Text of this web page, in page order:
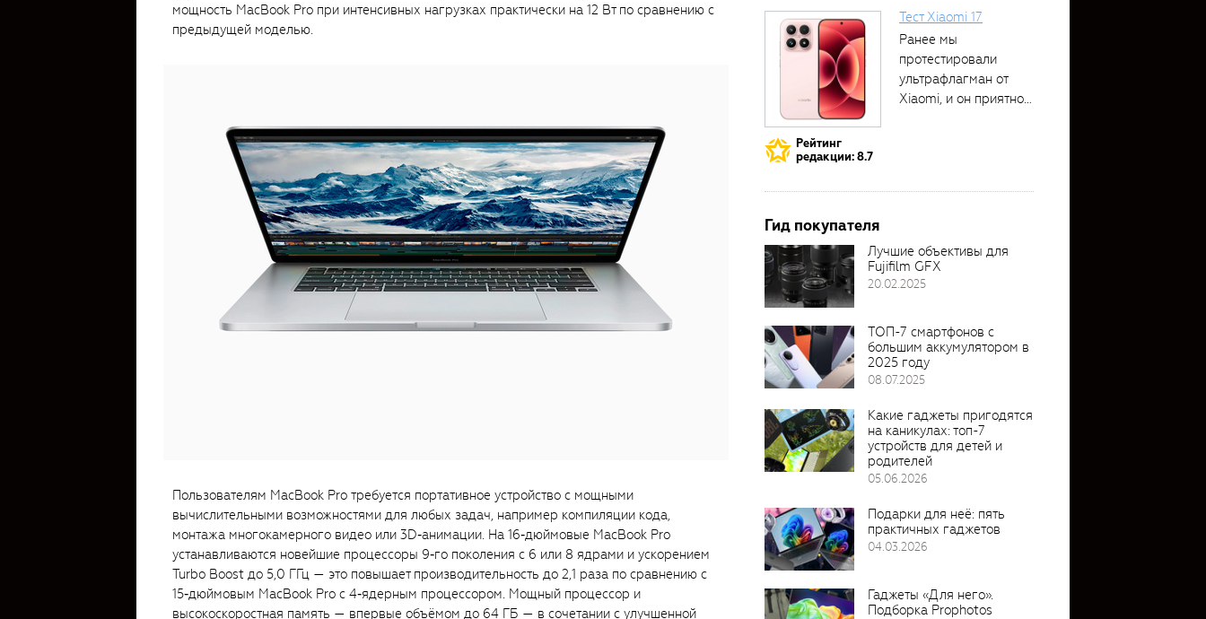
мощность MacBook Pro при интенсивных нагрузках практически на 12 Вт по сравнению с
предыдущей моделью.
Пользователям MacBook Pro требуется портативное устройство с мощными
вычислительными возможностями для любых задач, например компиляции кода,
монтажа многокамерного видео или 3D‑анимации. На 16‑дюймовые MacBook Pro
устанавливаются новейшие процессоры 9‑го поколения с 6 или 8 ядрами и ускорением
Turbo Boost до 5,0 ГГц — это повышает производительность до 2,1 раза по сравнению с
15‑дюймовым MacBook Pro с 4‑ядерным процессором. Мощный процессор и
высокоскоростная память — впервые объёмом до 64 ГБ — в сочетании с улучшенной
Рейтинг
редакции: 8.7
Тест Xiaomi 17
Ранее мы
протестировали
ультрафлагман от
Xiaomi, и он приятно
Гид покупателя
Лучшие объективы для
Fujifilm GFX
20.02.2025
ТОП-7 смартфонов с
большим аккумулятором в
2025 году
08.07.2025
Какие гаджеты пригодятся
на каникулах: топ-7
устройств для детей и
родителей
05.06.2026
Подарки для неё: пять
практичных гаджетов
04.03.2026
Гаджеты «Для него».
Подборка Prophotos